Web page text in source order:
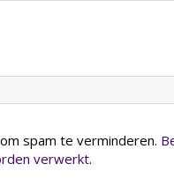
spam te verminderen.
verwerkt.